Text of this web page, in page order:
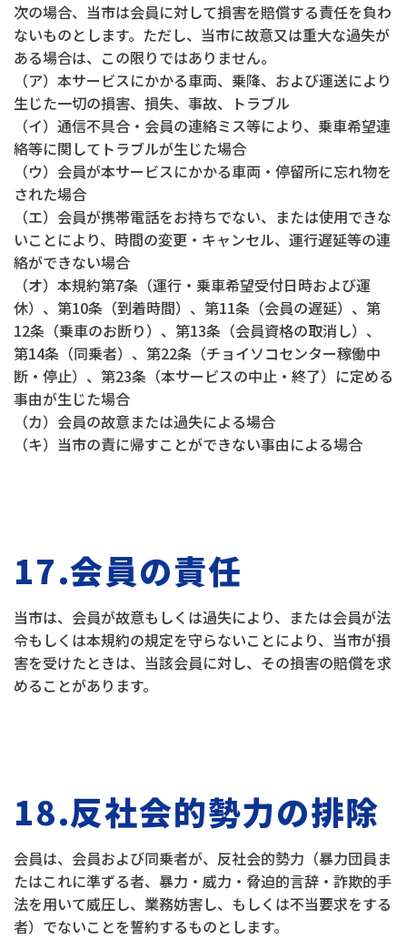
次の場合、当市は会員に対して損害を賠償する責任を負わ
ないものとします。ただし、当市に故意又は重大な過失が
ある場合は、この限りではありません。
（ア）本サービスにかかる車両、乗降、および運送により
生じた一切の損害、損失、事故、トラブル
（イ）通信不具合・会員の連絡ミス等により、乗車希望連
絡等に関してトラブルが生じた場合
（ウ）会員が本サービスにかかる車両・停留所に忘れ物を
された場合
（エ）会員が携帯電話をお持ちでない、または使用できな
いことにより、時間の変更・キャンセル、運行遅延等の連
絡ができない場合
（オ）本規約第7条（運行・乗車希望受付日時および運
休）、第10条（到着時間）、第11条（会員の遅延）、第
12条（乗車のお断り）、第13条（会員資格の取消し）、
第14条（同乗者）、第22条（チョイソコセンター稼働中
断・停止）、第23条（本サービスの中止・終了）に定める
事由が生じた場合
（カ）会員の故意または過失による場合
（キ）当市の責に帰すことができない事由による場合
17.会員の責任
当市は、会員が故意もしくは過失により、または会員が法
令もしくは本規約の規定を守らないことにより、当市が損
害を受けたときは、当該会員に対し、その損害の賠償を求
めることがあります。
18.反社会的勢力の排除
会員は、会員および同乗者が、反社会的勢力（暴力団員ま
たはこれに準ずる者、暴力・威力・脅迫的言辞・詐欺的手
法を用いて威圧し、業務妨害し、もしくは不当要求をする
者）でないことを誓約するものとします。